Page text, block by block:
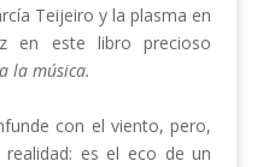
Teijeiro y la plasma en
en este libro precioso
la música.
con el viento, pero,
es el eco de un